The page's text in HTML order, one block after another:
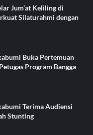
Jum’at Keliling di
Silaturahmi dengan
Buka Pertemuan
Program Bangga
Terima Audiensi
Stunting